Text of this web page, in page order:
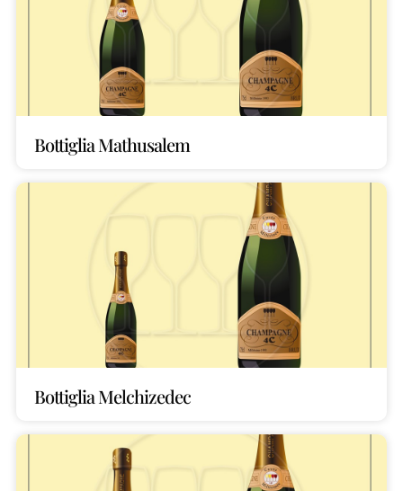
Bottiglia Mathusalem
Bottiglia Melchizedec